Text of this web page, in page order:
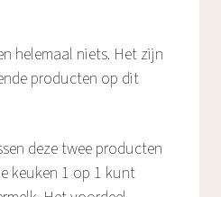
helemaal niets. Het zijn
producten op dit
deze twee producten
keuken 1 op 1 kunt